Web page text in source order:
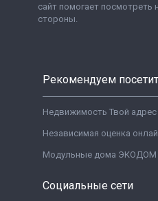
сайт помогает посмотреть
стороны.
Рекомендуем
Недвижимость Твой адрес
Независимая оценка
Модульные дома ЭКОДОМ
Социальные сети